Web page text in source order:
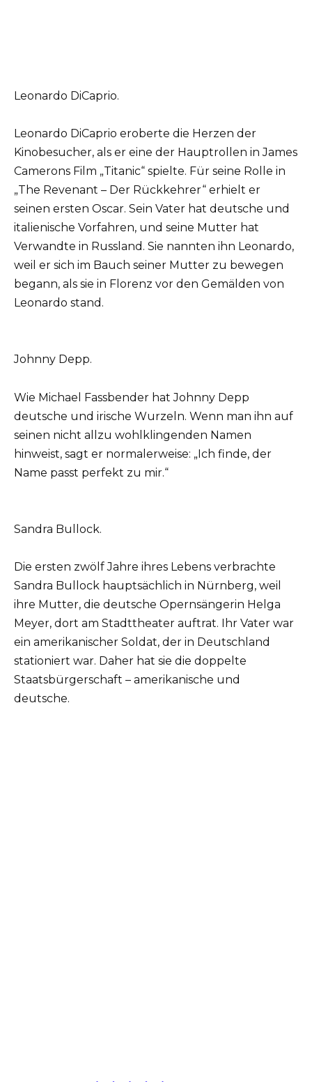
Leonardo DiCaprio.
Leonardo DiCaprio eroberte die Herzen der
Kinobesucher, als er eine der Hauptrollen in James
Camerons Film „Titanic“ spielte. Für seine Rolle in
„The Revenant – Der Rückkehrer“ erhielt er
seinen ersten Oscar. Sein Vater hat deutsche und
italienische Vorfahren, und seine Mutter hat
Verwandte in Russland. Sie nannten ihn Leonardo,
weil er sich im Bauch seiner Mutter zu bewegen
begann, als sie in Florenz vor den Gemälden von
Leonardo stand.
Johnny Depp.
Wie Michael Fassbender hat Johnny Depp
deutsche und irische Wurzeln. Wenn man ihn auf
seinen nicht allzu wohlklingenden Namen
hinweist, sagt er normalerweise: „Ich finde, der
Name passt perfekt zu mir.“
Sandra Bullock.
Die ersten zwölf Jahre ihres Lebens verbrachte
Sandra Bullock hauptsächlich in Nürnberg, weil
ihre Mutter, die deutsche Opernsängerin Helga
Meyer, dort am Stadttheater auftrat. Ihr Vater war
ein amerikanischer Soldat, der in Deutschland
stationiert war. Daher hat sie die doppelte
Staatsbürgerschaft – amerikanische und
deutsche.